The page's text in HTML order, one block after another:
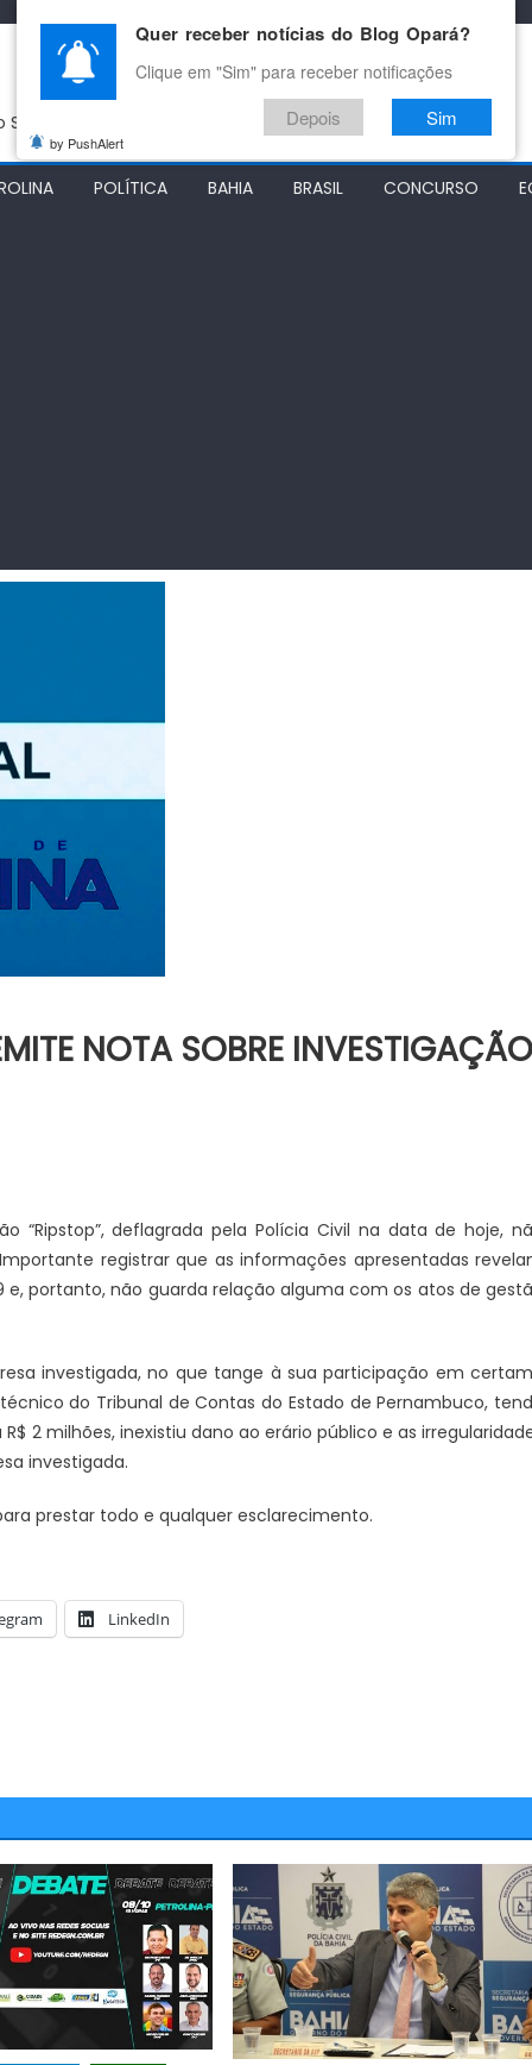
Francisco
POLÍTICA BAHIA BRASIL CONCURSO
NOTA SOBRE INVESTIGAÇÃO
“Ripstop”, deflagrada pela Polícia Civil na data de hoje,
registrar que as informações apresentadas
portanto, não guarda relação alguma com os atos de
investigada, no que tange à sua participação em
do Tribunal de Contas do Estado de Pernambuco,
2 milhões, inexistiu dano ao erário público e as
investigada.
prestar todo e qualquer esclarecimento.
LinkedIn
aptos para serem
eleições. É o que diz o
Colisão entre motocicletas na
Ponte Presidente Dutra deixa
feridos
Quer receber notícias do Blog Opará?
Clique em "Sim" para receber notificações
Depois Sim
by PushAlert